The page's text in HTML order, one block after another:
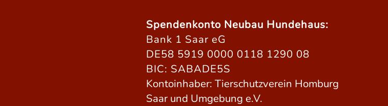
Spendenkonto Neubau Hundehaus:
Bank 1 Saar eG
DE58 5919 0000 0118 1290 08
BIC: SABADE5S
Kontoinhaber: Tierschutzverein Homburg
Saar und Umgebung e.V.